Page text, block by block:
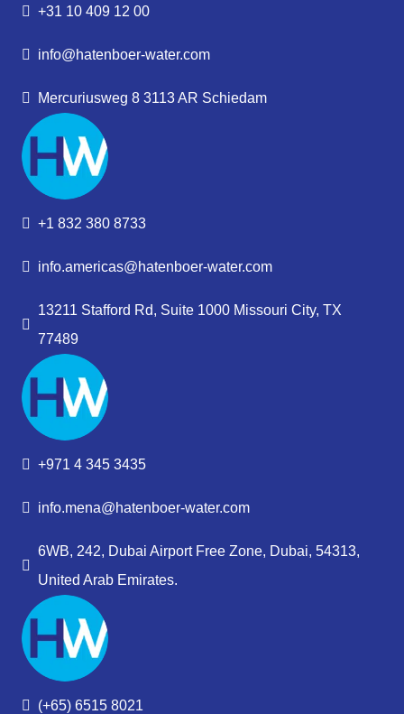
+31 10 409 12 00
info@hatenboer-water.com
Mercuriusweg 8 3113 AR Schiedam
+1 832 380 8733
info.americas@hatenboer-water.com
13211 Stafford Rd, Suite 1000 Missouri City, TX
77489
+971 4 345 3435
info.mena@hatenboer-water.com
6WB, 242, Dubai Airport Free Zone, Dubai, 54313,
United Arab Emirates.
(+65) 6515 8021